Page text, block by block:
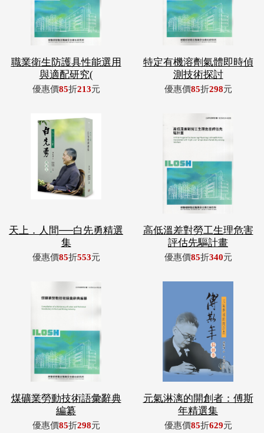
職業衛生防護具性能選用
與適配研究(
優惠價85折213元
特定有機溶劑氣體即時偵
測技術探討
優惠價85折298元
天上．人間──白先勇精選
集
優惠價85折553元
高低溫差對勞工生理危害
評估先驅計畫
優惠價85折340元
煤礦業勞動技術語彙辭典
編纂
優惠價85折298元
元氣淋漓的開創者：傅斯
年精選集
優惠價85折629元